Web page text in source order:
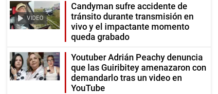
VIDEO
Candyman sufre accidente de
tránsito durante transmisión en
vivo y el impactante momento
queda grabado
Youtuber Adrián Peachy denuncia
que las Guiribitey amenazaron con
demandarlo tras un video en
YouTube